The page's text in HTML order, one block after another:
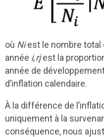
où Niest le nombre total
année i,rjest la
année de
d’inflation calendaire.
À la différence de
uniquement à la
conséquence, nous